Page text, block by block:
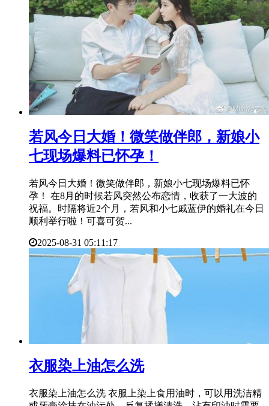
​若风今日大婚！微笑做伴郎，新娘小
七现场爆料已怀孕！
若风今日大婚！微笑做伴郎，新娘小七现场爆料已怀
孕！ 在8月的时候若风突然公布恋情，收获了一大波的
祝福。时隔将近2个月，若风和小七戚蓝伊的婚礼在今日
顺利举行啦！可喜可贺...
2025-08-31 05:11:17
​衣服染上油怎么洗
衣服染上油怎么洗 衣服上染上食用油时，可以用洗洁精